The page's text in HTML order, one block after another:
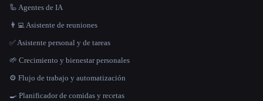
🦾 Agentes de IA
👨‍💻 Asistente de reuniones
✅ Asistente personal y de tareas
🌱 Crecimiento y bienestar personales
⚙️ Flujo de trabajo y automatización
🍳 Planificador de comidas y recetas